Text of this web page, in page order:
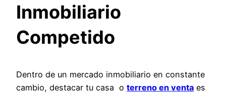
Inmobiliario
Competido
Dentro de un mercado inmobiliario en constante
cambio, destacar tu casa o terreno en venta es